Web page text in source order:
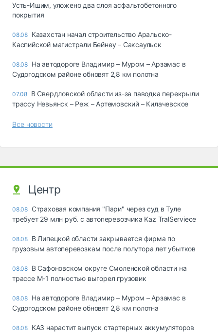
Усть-Ишим, уложено два слоя асфальтобетонного
покрытия
08.08 Казахстан начал строительство Аральско-
Каспийской магистрали Бейнеу – Саксаульск
08.08 На автодороге Владимир – Муром – Арзамас в
Судогодском районе обновят 2,8 км полотна
07.08 В Свердловской области из-за паводка перекрыли
трассу Невьянск – Реж – Артемовский – Килачевское
Все новости
Центр
08.08 Страховая компания "Пари" через суд в Туле
требует 29 млн руб. с автоперевозчика Kaz TralServiece
08.08 В Липецкой области закрывается фирма по
грузовым автоперевозкам после полутора лет убытков
08.08 В Сафоновском округе Смоленской области на
трассе М-1 полностью выгорел грузовик
08.08 На автодороге Владимир – Муром – Арзамас в
Судогодском районе обновят 2,8 км полотна
08.08 КАЗ нарастит выпуск стартерных аккумуляторов